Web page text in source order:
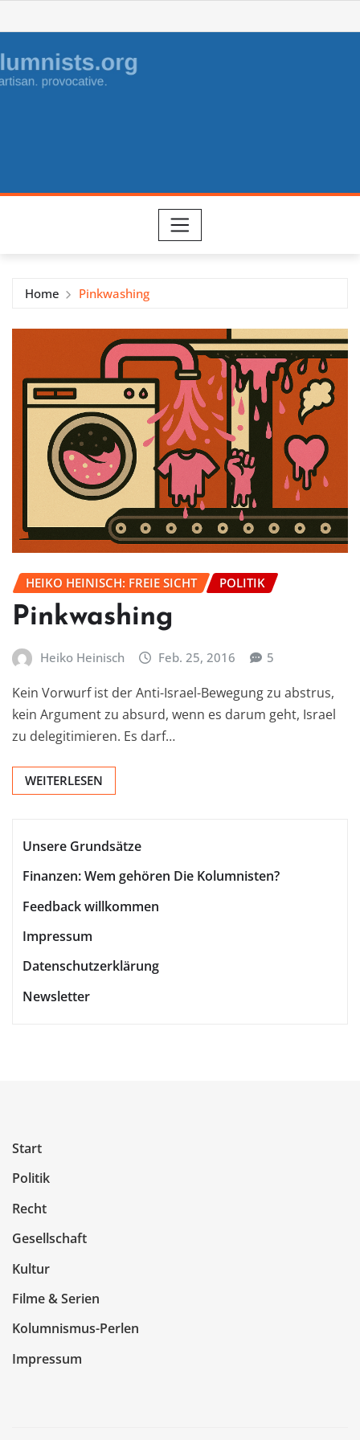
to
content
Home Pinkwashing
HEIKO HEINISCH: FREIE SICHT POLITIK
Pinkwashing
Heiko Heinisch Feb. 25, 2016 5
Kein Vorwurf ist der Anti-Israel-Bewegung zu abstrus,
kein Argument zu absurd, wenn es darum geht, Israel
zu delegitimieren. Es darf…
WEITERLESEN
Unsere Grundsätze
Finanzen: Wem gehören Die Kolumnisten?
Feedback willkommen
Impressum
Datenschutzerklärung
Newsletter
Start
Politik
Recht
Gesellschaft
Kultur
Filme & Serien
Kolumnismus-Perlen
Impressum